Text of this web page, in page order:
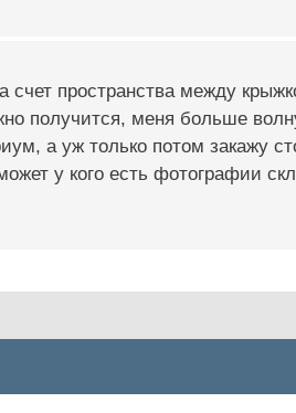
счет пространства между
получится, меня больше
а уж только потом закажу
у кого есть фотографии